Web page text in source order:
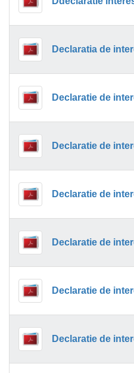
Declaratie de
Declaratie de
Declaratie de
Declaratie de
Declaratie de
Declaratie de